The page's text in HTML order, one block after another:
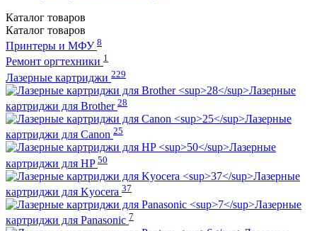
Каталог товаров
Каталог товаров
Принтеры и МФУ 8
Ремонт оргтехники 1
Лазерные картриджи 229
Лазерные
картриджи для Brother 28
Лазерные
картриджи для Canon 25
Лазерные
картриджи для HP 50
Лазерные
картриджи для Kyocera 37
Лазерные
картриджи для Panasonic 7